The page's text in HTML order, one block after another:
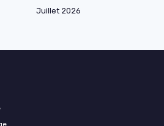
Juillet 2026